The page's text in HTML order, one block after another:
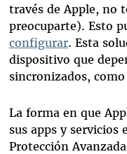
través de Apple, no
preocuparte). Esto
configurar. Esta
dispositivo que
sincronizados,
La forma en que
sus apps y servicios
Protección